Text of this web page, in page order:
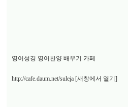
영어성경 영어찬양 배우기 카페
http://cafe.daum.net/suleja [새창에서 열기]